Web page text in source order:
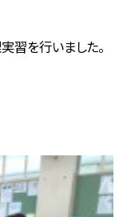
習を行いました。